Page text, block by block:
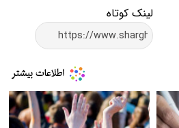
لینک کوتاه